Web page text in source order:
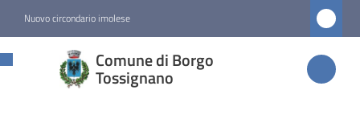
Nuovo circondario imolese
Comune di Borgo
Tossignano
Comune di
Borgo